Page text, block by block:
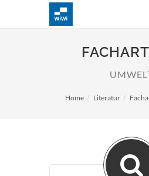
Home Literatur